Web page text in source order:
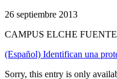
26 septiembre 2013
CAMPUS ELCHE
(Español) Identifican una
Sorry, this entry is only